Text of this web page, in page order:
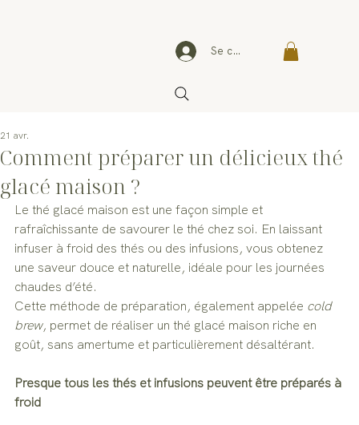
Se connecter
Comment préparer un délicieux thé
glacé maison ?
21 avr.
Le thé glacé maison est une façon simple et
rafraîchissante de savourer le thé chez soi. En laissant
infuser à froid des thés ou des infusions, vous obtenez
une saveur douce et naturelle, idéale pour les journées
chaudes d’été.
Cette méthode de préparation, également appelée cold
brew, permet de réaliser un thé glacé maison riche en
goût, sans amertume et particulièrement désaltérant.
Presque tous les thés et infusions peuvent être préparés à
froid